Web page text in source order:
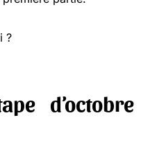
?
d’octobre